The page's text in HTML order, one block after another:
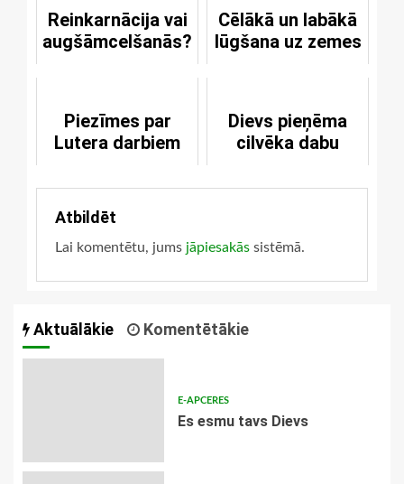
Reinkarnācija vai
augšāmcelšanās?
Cēlākā un labākā
lūgšana uz zemes
Piezīmes par
Lutera darbiem
Dievs pieņēma
cilvēka dabu
Atbildēt
Lai komentētu, jums jāpiesakās sistēmā.
Aktuālākie Komentētākie
E-APCERES
Es esmu tavs Dievs